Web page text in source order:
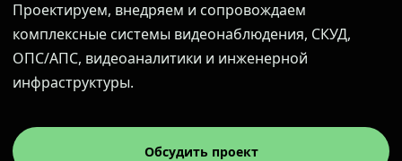
Проектируем, внедряем и сопровождаем
комплексные системы видеонаблюдения, СКУД,
ОПС/АПС, видеоаналитики и инженерной
инфраструктуры.
Обсудить проект